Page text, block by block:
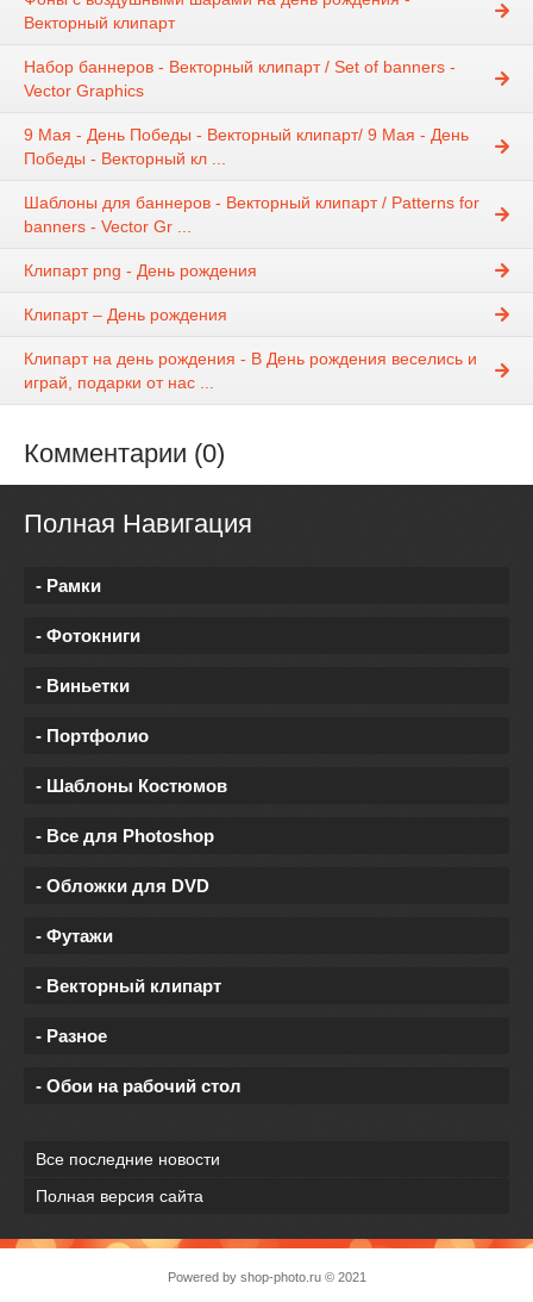
Векторный клипарт
Набор баннеров - Векторный клипарт / Set of banners -
Vector Graphics
9 Мая - День Победы - Векторный клипарт/ 9 Мая - День
Победы - Векторный кл ...
Шаблоны для баннеров - Векторный клипарт / Patterns for
banners - Vector Gr ...
Клипарт png - День рождения
Клипарт – День рождения
Клипарт на день рождения - В День рождения веселись и
играй, подарки от нас ...
Комментарии (0)
Полная Навигация
- Рамки
- Фотокниги
- Виньетки
- Портфолио
- Шаблоны Костюмов
- Все для Photoshop
- Обложки для DVD
- Футажи
- Векторный клипарт
- Разное
- Обои на рабочий стол
Все последние новости
Полная версия сайта
Powered by shop-photo.ru© 2021